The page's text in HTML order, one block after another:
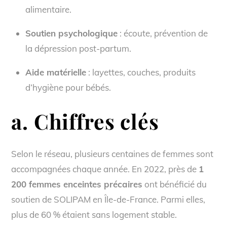
alimentaire.
Soutien psychologique: écoute, prévention de
la dépression post-partum.
Aide matérielle: layettes, couches, produits
d’hygiène pour bébés.
a. Chiffres clés
Selon le réseau, plusieurs centaines de femmes sont
accompagnées chaque année. En 2022, près de 1
200 femmes enceintes précaires ont bénéficié du
soutien de SOLIPAM en Île-de-France. Parmi elles,
plus de 60 % étaient sans logement stable.